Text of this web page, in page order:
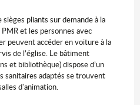
pliants sur demande à la
et les personnes avec
peuvent accéder en voiture à la
de l’église. Le bâtiment
et bibliothèque) dispose d’un
sanitaires adaptés se trouvent
d'animation.